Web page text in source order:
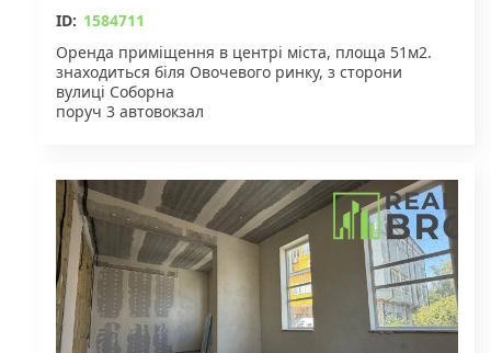
ID: 1584711
Оренда приміщення в центрі міста, площа 51м2.
знаходиться біля Овочевого ринку, з сторони
вулиці Соборна
поруч 3 автовокзал
санвузол
панорамні скляні вітрини
опалення центральне, також є кондиціонер
дуже багато світла